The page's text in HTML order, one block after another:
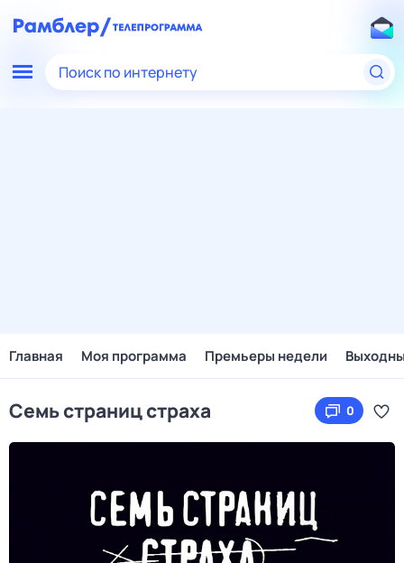
Поиск по интернету
Главная Моя программа Премьеры недели
Семь страниц страха 0